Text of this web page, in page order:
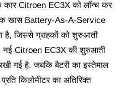
Citroen EC3X को लॉन्च कर
खास Battery-As-A-Service
है, जिससे ग्राहकों को शुरुआती
नई Citroen EC3X की शुरुआती
गई है, जबकि बैटरी का इस्तेमाल
किलोमीटर का अतिरिक्त